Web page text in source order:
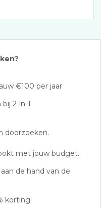
€100 per jaar
2-in-1
doorzoeken.
met jouw budget.
de hand van de
korting.